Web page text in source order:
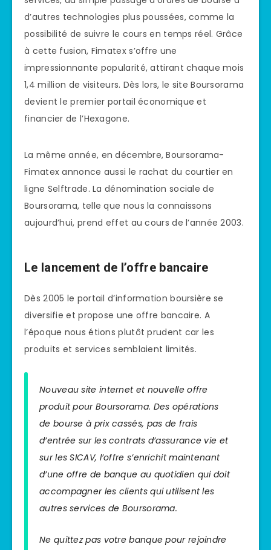
d’autres technologies plus poussées, comme la
possibilité de suivre le cours en temps réel. Grâce
à cette fusion, Fimatex s’offre une
impressionnante popularité, attirant chaque mois
1,4 million de visiteurs. Dès lors, le site Boursorama
devient le premier portail économique et
financier de l’Hexagone.
La même année, en décembre, Boursorama-
Fimatex annonce aussi le rachat du courtier en
ligne Selftrade. La dénomination sociale de
Boursorama, telle que nous la connaissons
aujourd’hui, prend effet au cours de l’année 2003.
Le lancement de l’offre bancaire
Dès 2005 le portail d’information boursière se
diversifie et propose une offre bancaire. A
l’époque nous étions plutôt prudent car les
produits et services semblaient limités.
Nouveau site internet et nouvelle offre
produit pour Boursorama. Des opérations
de bourse à prix cassés, pas de frais
d’entrée sur les contrats d’assurance vie et
sur les SICAV, l’offre s’enrichit maintenant
d’une offre de banque au quotidien qui doit
accompagner les clients qui utilisent les
autres services de Boursorama.
Ne quittez pas votre banque pour rejoindre